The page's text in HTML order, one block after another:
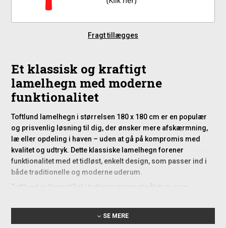
Fragt tillægges
Et klassisk og kraftigt
lamelhegn med moderne
funktionalitet
Toftlund lamelhegn i størrelsen 180 x 180 cm er en populær
og prisvenlig løsning til dig, der ønsker mere afskærmning,
læ eller opdeling i haven – uden at gå på kompromis med
kvalitet og udtryk. Dette klassiske lamelhegn forener
funktionalitet med et tidløst, enkelt design, som passer ind i
både traditionelle og moderne uderum.
Toftlund er fremstillet i trykimprægneret nåletræ, som
omskifteligthed. Rammen er hele 45 x 45 mm, hvilket gør
hegnet til en ekstra kraftig model sammenlignet med mange
SE MERE